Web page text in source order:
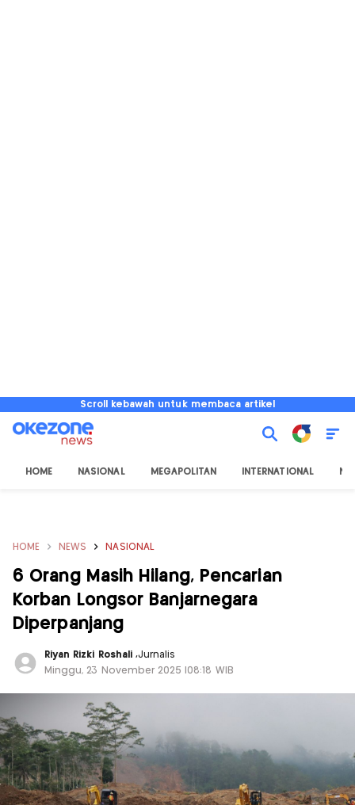
Scroll kebawah untuk membaca artikel
HOME NASIONAL MEGAPOLITAN INTERNATIONAL
HOME NEWS NASIONAL
6 Orang Masih Hilang, Pencarian
Korban Longsor Banjarnegara
Diperpanjang
Riyan Rizki Roshali ,Jurnalis
Minggu, 23 November 2025 |08:18 WIB